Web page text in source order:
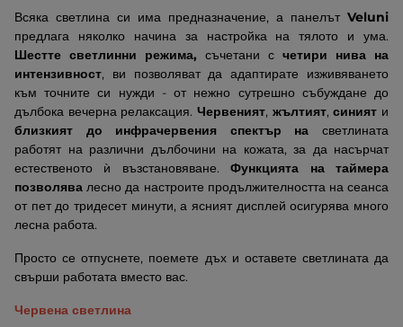
Всяка светлина си има предназначение, а панелът Veluni
предлага няколко начина за настройка на тялото и ума.
Шестте светлинни режима, съчетани с четири нива на
интензивност, ви позволяват да адаптирате изживяването
към точните си нужди - от нежно сутрешно събуждане до
дълбока вечерна релаксация. Червеният, жълтият, синият и
близкият до инфрачервения спектър на светлината
работят на различни дълбочини на кожата, за да насърчат
естественото ѝ възстановяване. Функцията на таймера
позволява лесно да настроите продължителността на сеанса
от пет до тридесет минути, а ясният дисплей осигурява много
лесна работа.
Просто се отпуснете, поемете дъх и оставете светлината да
свърши работата вместо вас.
Червена светлина